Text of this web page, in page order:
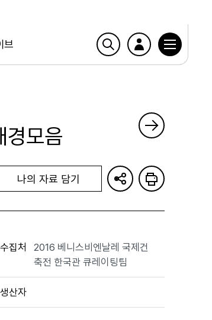
브
경모음
나의 자료 담기
수집처
2016 베니스비엔날레 국제건
축전 한국관 큐레이팅팀
생산자